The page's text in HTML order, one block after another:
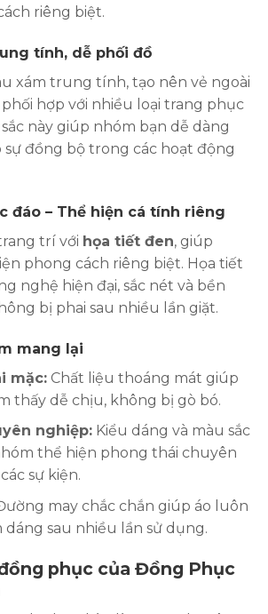
riêng biệt.
tính, dễ phối đồ
xám trung tính, tạo nên vẻ ngoài
hợp với nhiều loại trang phục
này giúp nhóm bạn dễ dàng
sự đồng bộ trong các hoạt động
đáo – Thể hiện cá tính riêng
trí với họa tiết đen, giúp
phong cách riêng biệt. Họa tiết
nghệ hiện đại, sắc nét và bền
bị phai sau nhiều lần giặt.
mang lại
mặc:Chất liệu thoáng mát giúp
thấy dễ chịu, không bị gò bó.
nghiệp:Kiểu dáng và màu sắc
thể hiện phong thái chuyên
sự kiện.
may chắc chắn giúp áo luôn
sau nhiều lần sử dụng.
phục của Đồng Phục